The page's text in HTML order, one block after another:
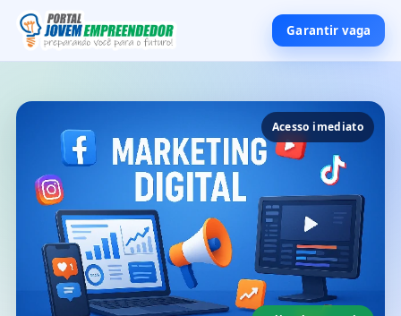
Garantir vaga
Acesso imediato